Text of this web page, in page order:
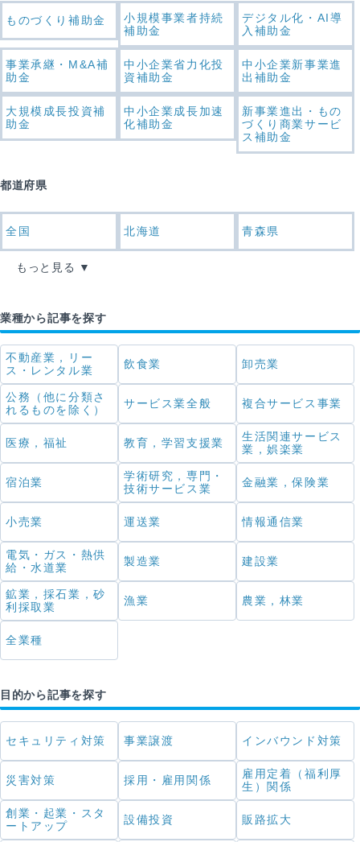
ものづくり補助金
小規模事業者持続
補助金
デジタル化・AI導
入補助金
事業承継・M&A補
助金
中小企業省力化投
資補助金
中小企業新事業進
出補助金
大規模成長投資補
助金
中小企業成長加速
化補助金
新事業進出・もの
づくり商業サービ
ス補助金
都道府県
全国 北海道 青森県
もっと見る
業種から記事を探す
不動産業，リー
ス・レンタル業
飲食業 卸売業
公務（他に分類さ
れるものを除く）
サービス業全般 複合サービス事業
医療，福祉 教育，学習支援業
生活関連サービス
業，娯楽業
宿泊業
学術研究，専門・
技術サービス業
金融業，保険業
小売業 運送業 情報通信業
電気・ガス・熱供
給・水道業
製造業 建設業
鉱業，採石業，砂
利採取業
漁業 農業，林業
全業種
目的から記事を探す
セキュリティ対策 事業譲渡 インバウンド対策
災害対策 採用・雇用関係
雇用定着（福利厚
生）関係
創業・起業・スタ
ートアップ
設備投資 販路拡大